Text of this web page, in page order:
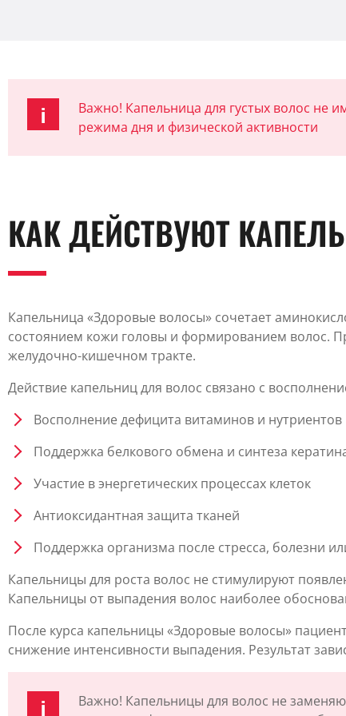
Важно! Капельница для густых волос не
режима дня и физической активности
КАК ДЕЙСТВУЮТ
Капельница «Здоровые волосы» сочетает
состоянием кожи головы и формированием волос.
желудочно-кишечном тракте.
Действие капельниц для волос связано с
Восполнение дефицита витаминов и нутриентов
Поддержка белкового обмена и синтеза
Участие в энергетических процессах клеток
Антиоксидантная защита тканей
Поддержка организма после стресса, болезни
Капельницы для роста волос не стимулируют
Капельницы от выпадения волос наиболее
После курса капельницы «Здоровые волосы»
снижение интенсивности выпадения. Результат
Важно! Капельницы для волос не